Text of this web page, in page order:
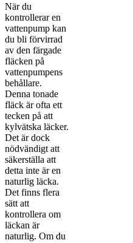
När du
kontrollerar en
vattenpump kan
du bli förvirrad
av den färgade
fläcken på
vattenpumpens
behållare.
Denna tonade
fläck är ofta ett
tecken på att
kylvätska läcker.
Det är dock
nödvändigt att
säkerställa att
detta inte är en
naturlig läcka.
Det finns flera
sätt att
kontrollera om
läckan är
naturlig. Om du